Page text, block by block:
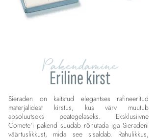
Pakendamine
Eriline kirst
Sieraden on kaitstud elegantses rafineeritud
materjalidest kirstus, kus värv muutub
absoluutseks peategelaseks. Eksklusiivne
Comete'i pakend suudab rõhutada iga Sieradeni
väärtuslikkust, mida see sisaldab. Rahulikkus,